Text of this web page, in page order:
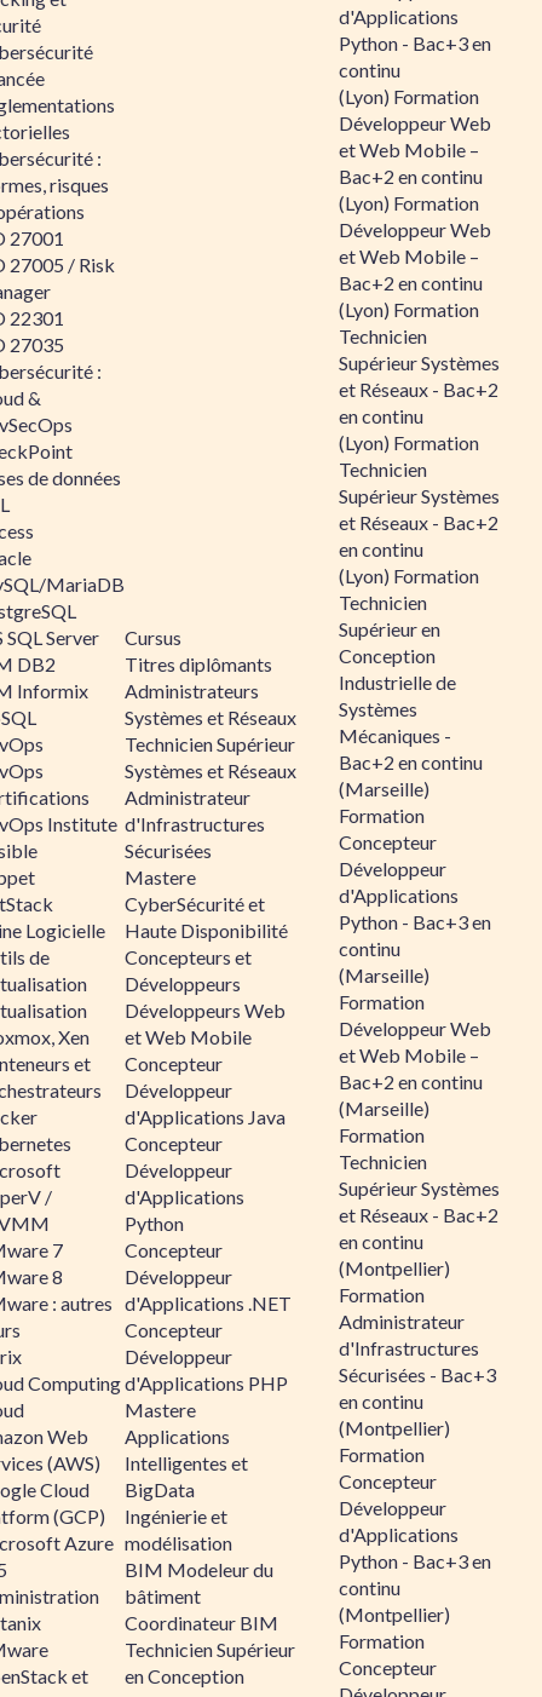
:
risques
27001
27005 / Risk
22301
27035
:
&
de données
MariaDB
SQL Server
DB2
Informix
Institute
Logicielle
de
Xen
et
/
7
8
: autres
Computing
Web
(AWS)
Cloud
(GCP)
Azure
et
Cursus
Titres diplômants
Administrateurs
Systèmes et Réseaux
Technicien Supérieur
Systèmes et Réseaux
Administrateur
d'Infrastructures
Sécurisées
Mastere
CyberSécurité et
Haute Disponibilité
Concepteurs et
Développeurs
Développeurs Web
et Web Mobile
Concepteur
Développeur
d'Applications Java
Concepteur
Développeur
d'Applications
Python
Concepteur
Développeur
d'Applications .NET
Concepteur
Développeur
d'Applications PHP
Mastere
Applications
Intelligentes et
BigData
Ingénierie et
modélisation
BIM Modeleur du
bâtiment
Coordinateur BIM
Technicien Supérieur
en Conception
d'Applications
Python - Bac+3 en
continu
(Lyon) Formation
Développeur Web
et Web Mobile –
Bac+2 en continu
(Lyon) Formation
Développeur Web
et Web Mobile –
Bac+2 en continu
(Lyon) Formation
Technicien
Supérieur Systèmes
et Réseaux - Bac+2
en continu
(Lyon) Formation
Technicien
Supérieur Systèmes
et Réseaux - Bac+2
en continu
(Lyon) Formation
Technicien
Supérieur en
Conception
Industrielle de
Systèmes
Mécaniques -
Bac+2 en continu
(Marseille)
Formation
Concepteur
Développeur
d'Applications
Python - Bac+3 en
continu
(Marseille)
Formation
Développeur Web
et Web Mobile –
Bac+2 en continu
(Marseille)
Formation
Technicien
Supérieur Systèmes
et Réseaux - Bac+2
en continu
(Montpellier)
Formation
Administrateur
d'Infrastructures
Sécurisées - Bac+3
en continu
(Montpellier)
Formation
Concepteur
Développeur
d'Applications
Python - Bac+3 en
continu
(Montpellier)
Formation
Concepteur